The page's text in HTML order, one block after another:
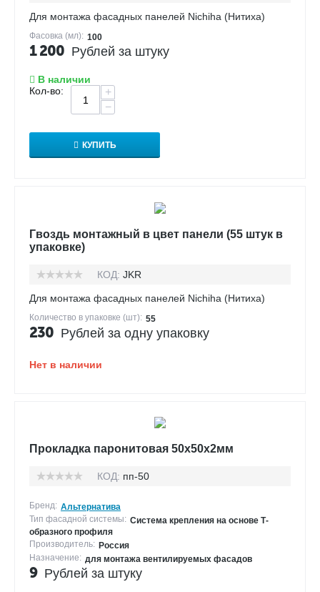
Для монтажа фасадных панелей Nichiha (Нитиха)
Фасовка (мл): 100
1 200 Рублей за штуку
В наличии
Кол-во:
+
−
КУПИТЬ
Гвоздь монтажный в цвет панели (55 штук в
упаковке)
КОД: JKR
Для монтажа фасадных панелей Nichiha (Нитиха)
Количество в упаковке (шт): 55
230 Рублей за одну упаковку
Нет в наличии
Прокладка паронитовая 50х50х2мм
КОД: пп-50
Бренд: Альтернатива
Тип фасадной системы: Система крепления на основе Т-
образного профиля
Производитель: Россия
Назначение: для монтажа вентилируемых фасадов
9 Рублей за штуку